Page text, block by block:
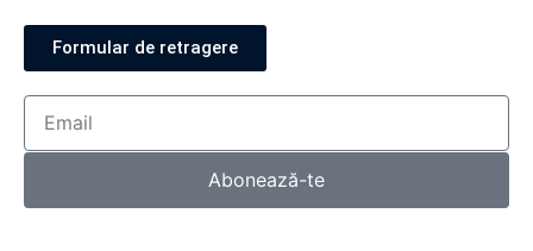
Formular de retragere
Abonează-te